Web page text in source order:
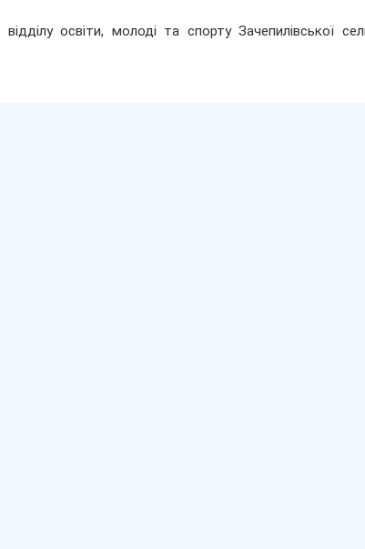
освіти, молоді та спорту Зачепилівської